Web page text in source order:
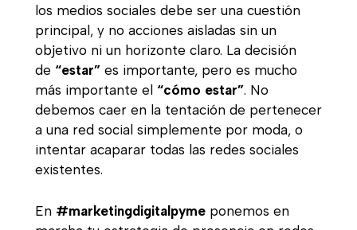
los medios sociales debe ser una cuestión
principal, y no acciones aisladas sin un
objetivo ni un horizonte claro. La decisión
de “estar”es importante, pero es mucho
más importante el “cómo estar”. No
debemos caer en la tentación de pertenecer
a una red social simplemente por moda, o
intentar acaparar todas las redes sociales
existentes.
En #marketingdigitalpymeponemos en